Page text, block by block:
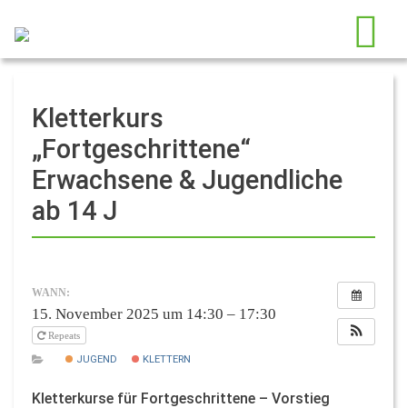
Kletterkurs
„Fortgeschrittene“
Erwachsene & Jugendliche
ab 14 J
WANN:
15. November 2025 um 14:30 – 17:30
Repeats
JUGEND KLETTERN
Kletterkurse für Fortgeschrittene – Vorstieg